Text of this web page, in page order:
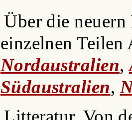
Über die neuern
einzelnen Teilen
Nordaustralien,
Südaustralien,